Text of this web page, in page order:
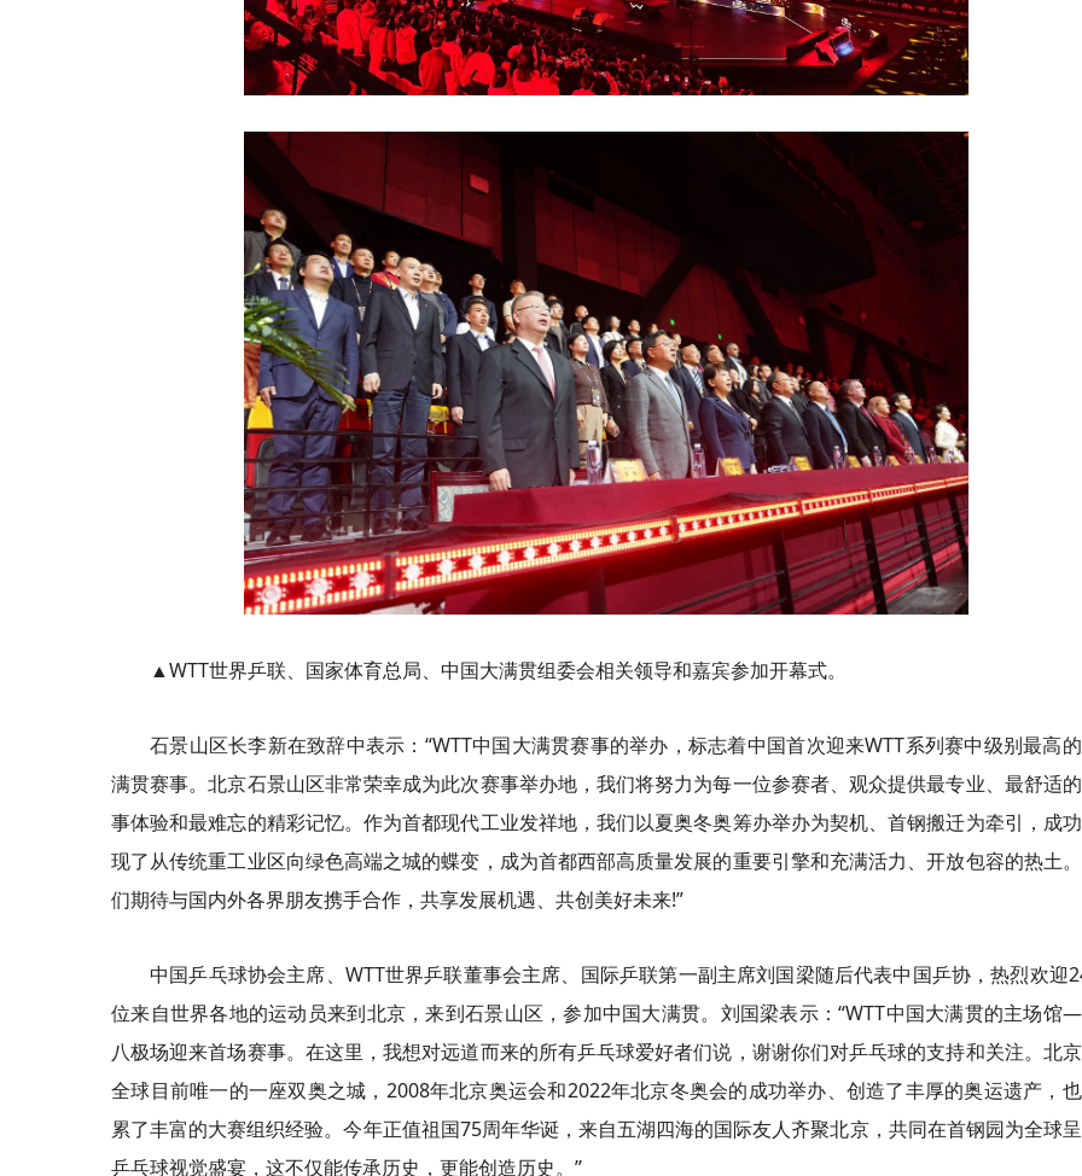
▲WTT世界乒联、国家体育总局、中国大满贯组委会相关领导和嘉宾参加开幕式。
石景山区长李新在致辞中表示：“WTT中国大满贯赛事的举办，标志着中国首次迎来WTT系列赛中级别最高
满贯赛事。北京石景山区非常荣幸成为此次赛事举办地，我们将努力为每一位参赛者、观众提供最专业、最舒适
事体验和最难忘的精彩记忆。作为首都现代工业发祥地，我们以夏奥冬奥筹办举办为契机、首钢搬迁为牵引，成
现了从传统重工业区向绿色高端之城的蝶变，成为首都西部高质量发展的重要引擎和充满活力、开放包容的热土
们期待与国内外各界朋友携手合作，共享发展机遇、共创美好未来!”
中国乒乓球协会主席、WTT世界乒联董事会主席、国际乒联第一副主席刘国梁随后代表中国乒协，热烈欢迎
位来自世界各地的运动员来到北京，来到石景山区，参加中国大满贯。刘国梁表示：“WTT中国大满贯的主场
八极场迎来首场赛事。在这里，我想对远道而来的所有乒乓球爱好者们说，谢谢你们对乒乓球的支持和关注。北
全球目前唯一的一座双奥之城，2008年北京奥运会和2022年北京冬奥会的成功举办、创造了丰厚的奥运遗产，
累了丰富的大赛组织经验。今年正值祖国75周年华诞，来自五湖四海的国际友人齐聚北京，共同在首钢园为全球
乒乓球视觉盛宴，这不仅能传承历史，更能创造历史。”